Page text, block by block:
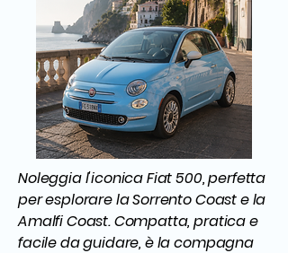
Noleggia l'iconica Fiat 500, perfetta
per esplorare la Sorrento Coast e la
Amalfi Coast. Compatta, pratica e
facile da guidare, è la compagna